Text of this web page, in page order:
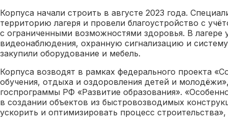
Корпуса начали строить в августе 2023 года.
территорию лагеря и провели благоустройство с
с ограниченными возможностями здоровья. В лагере
видеонаблюдения, охранную сигнализацию и
закупили оборудование и мебель.
Корпуса возводят в рамках федерального проекта
обучения, отдыха и оздоровления детей и
госпрограммы РФ «Развитие образования».
в создании объектов из быстровозводимых
ускорить и оптимизировать процесс